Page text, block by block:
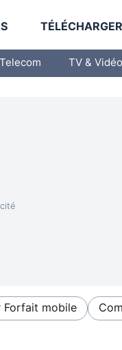
TÉLÉCHARGER
TV & Vidéo
Forfait mobile